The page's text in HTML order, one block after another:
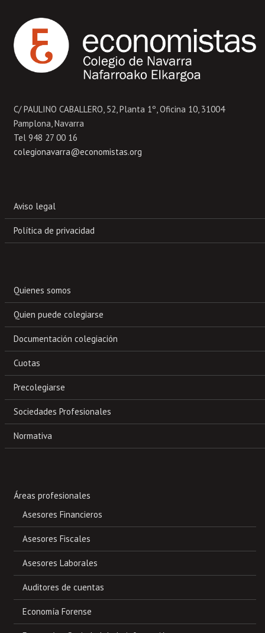
C/ PAULINO CABALLERO, 52, Planta 1º, Oficina 10, 31004
Pamplona, Navarra
Tel 948 27 00 16
colegionavarra@economistas.org
Aviso legal
Política de privacidad
Quienes somos
Quien puede colegiarse
Documentación colegiación
Cuotas
Precolegiarse
Sociedades Profesionales
Normativa
Áreas profesionales
Asesores Financieros
Asesores Fiscales
Asesores Laborales
Auditores de cuentas
Economía Forense